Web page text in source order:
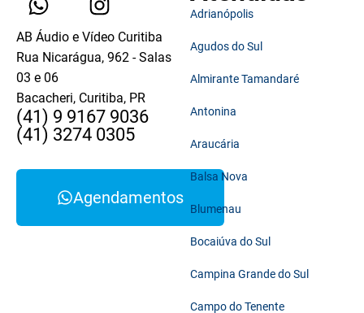
AB Áudio e Vídeo Curitiba
Rua Nicarágua, 962 - Salas
03 e 06
Bacacheri, Curitiba, PR
(41) 9 9167 9036
(41) 3274 0305
Agendamentos
Adrianópolis
Agudos do Sul
Almirante Tamandaré
Antonina
Araucária
Balsa Nova
Blumenau
Bocaiúva do Sul
Campina Grande do Sul
Campo do Tenente